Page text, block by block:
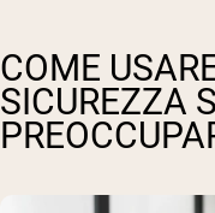
COME
SICUREZZA